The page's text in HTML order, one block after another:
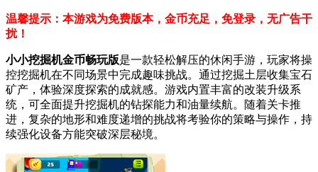
温馨提示：本游戏为免费版本，金币充足，免登录，无广告干
扰！
小小挖掘机金币畅玩版是一款轻松解压的休闲手游，玩家将操
控挖掘机在不同场景中完成趣味挑战。通过挖掘土层收集宝石
矿产，体验深度探索的成就感。游戏内置丰富的改装升级系
统，可全面提升挖掘机的钻探能力和油量续航。随着关卡推
进，复杂的地形和难度递增的挑战将考验你的策略与操作，持
续强化设备方能突破深层秘境。